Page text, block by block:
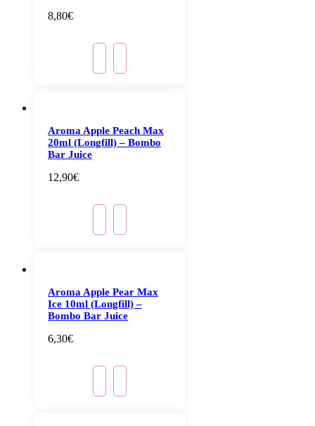
8,80€
Aroma Apple Peach Max
20ml (Longfill) – Bombo
Bar Juice
12,90€
Aroma Apple Pear Max
Ice 10ml (Longfill) –
Bombo Bar Juice
6,30€